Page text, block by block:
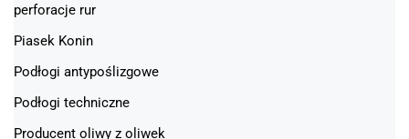
perforacje rur
Piasek Konin
Podłogi antypoślizgowe
Podłogi techniczne
Producent oliwy z oliwek